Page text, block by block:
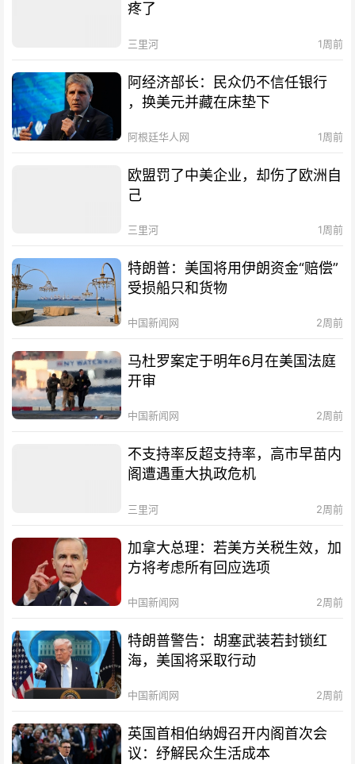
疼了
三里河 1周前
阿经济部长：民众仍不信任银行
，换美元并藏在床垫下
阿根廷华人网 1周前
欧盟罚了中美企业，却伤了欧洲自
己
三里河 1周前
特朗普：美国将用伊朗资金“赔偿”
受损船只和货物
中国新闻网 2周前
马杜罗案定于明年6月在美国法庭
开审
中国新闻网 2周前
不支持率反超支持率，高市早苗内
阁遭遇重大执政危机
三里河 2周前
加拿大总理：若美方关税生效，加
方将考虑所有回应选项
中国新闻网 2周前
特朗普警告：胡塞武装若封锁红
海，美国将采取行动
中国新闻网 2周前
英国首相伯纳姆召开内阁首次会
议：纾解民众生活成本